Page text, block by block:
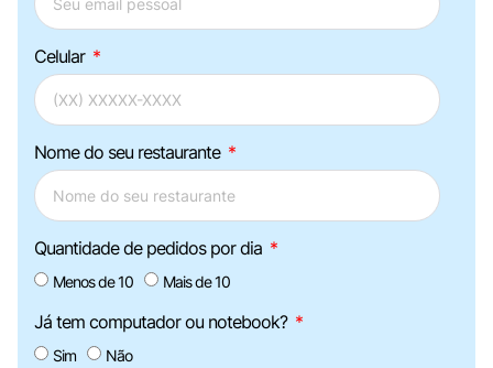
Celular
Nome do seu restaurante
Quantidade de pedidos por dia
Menos de 10 Mais de 10
Já tem computador ou notebook?
Sim Não